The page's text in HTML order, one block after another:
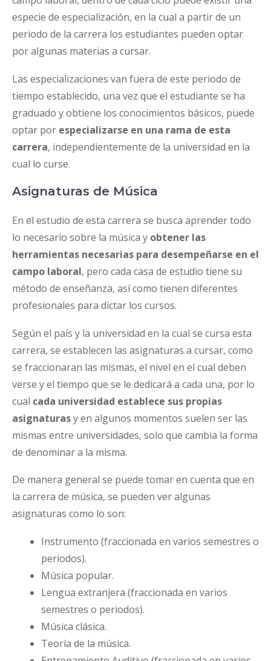
especie de especialización, en la cual a partir de un
periodo de la carrera los estudiantes pueden optar
por algunas materias a cursar.
Las especializaciones van fuera de este periodo de
tiempo establecido, una vez que el estudiante se ha
graduado y obtiene los conocimientos básicos, puede
optar por especializarse en una rama de esta
carrera, independientemente de la universidad en la
cual lo curse.
Asignaturas de Música
En el estudio de esta carrera se busca aprender todo
lo necesario sobre la música y obtener las
herramientas necesarias para desempeñarse en el
campo laboral, pero cada casa de estudio tiene su
método de enseñanza, así como tienen diferentes
profesionales para dictar los cursos.
Según el país y la universidad en la cual se cursa esta
carrera, se establecen las asignaturas a cursar, como
se fraccionaran las mismas, el nivel en el cual deben
verse y el tiempo que se le dedicará a cada una, por lo
cual cada universidad establece sus propias
asignaturasy en algunos momentos suelen ser las
mismas entre universidades, solo que cambia la forma
de denominar a la misma.
De manera general se puede tomar en cuenta que en
la carrera de música, se pueden ver algunas
asignaturas como lo son:
Instrumento (fraccionada en varios semestres o
periodos).
Música popular.
Lengua extranjera (fraccionada en varios
semestres o periodos).
Música clásica.
Teoría de la música.